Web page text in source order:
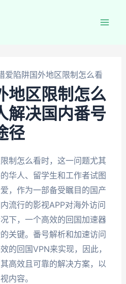
爱陷阱国外地区限制怎么看
地区限制怎么
解决国内番号
径
制怎么看时，这一问题尤其
华人、留学生和工作者试图
，作为一部备受瞩目的国产
流行的影视APP对海外访问
下，一个高效的回国加速器
关键。番号解析和加速访问
的回国VPN来实现，因此，
高效且可靠的解决方案，以
内容。